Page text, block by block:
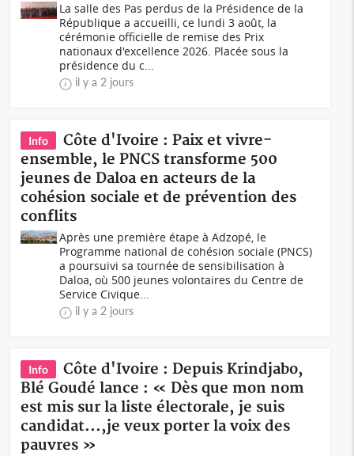
La salle des Pas perdus de la Présidence de la
République a accueilli, ce lundi 3 août, la
cérémonie officielle de remise des Prix
nationaux d'excellence 2026. Placée sous la
présidence du c...
il y a 2 jours
Info
Côte d'Ivoire : Paix et vivre-
ensemble, le PNCS transforme 500
jeunes de Daloa en acteurs de la
cohésion sociale et de prévention des
conflits
Après une première étape à Adzopé, le
Programme national de cohésion sociale (PNCS)
a poursuivi sa tournée de sensibilisation à
Daloa, où 500 jeunes volontaires du Centre de
Service Civique...
il y a 2 jours
Info
Côte d'Ivoire : Depuis Krindjabo,
Blé Goudé lance : « Dès que mon nom
est mis sur la liste électorale, je suis
candidat...,je veux porter la voix des
pauvres »